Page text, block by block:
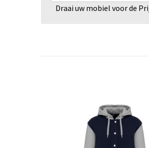
Draai uw mobiel voor de